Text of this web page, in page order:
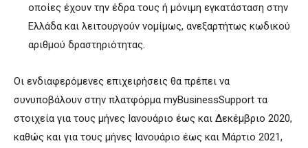
οποίες έχουν την έδρα τους ή μόνιμη εγκατάσταση στην
Ελλάδα και λειτουργούν νομίμως, ανεξαρτήτως κωδικού
αριθμού δραστηριότητας.
Οι ενδιαφερόμενες επιχειρήσεις θα πρέπει να
συνυποβάλουν στην πλατφόρμα myBusinessSupport τα
στοιχεία για τους μήνες Ιανουάριο έως και Δεκέμβριο 2020,
καθώς και για τους μήνες Ιανουάριο έως και Μάρτιο 2021,